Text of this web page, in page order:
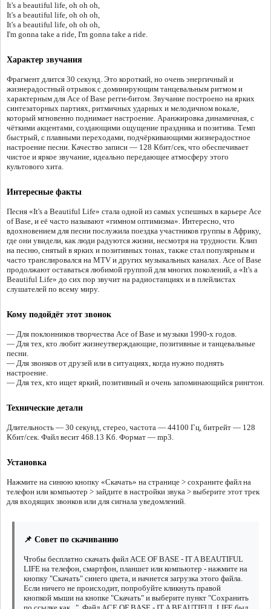
It's a beautiful life, oh oh oh,
It's a beautiful life, oh oh oh,
It's a beautiful life, oh oh oh,
I'm gonna take a ride, I'm gonna take a ride.
Характер звучания
Фрагмент длится 30 секунд. Это короткий, но очень энергичный и
жизнерадостный отрывок с доминирующим танцевальным ритмом и
характерным для Ace of Base регги-битом. Звучание построено на ярких
синтезаторных партиях, ритмичных ударных и мелодичном вокале,
который мгновенно поднимает настроение. Аранжировка динамичная, с
чёткими акцентами, создающими ощущение праздника и позитива. Темп
быстрый, с плавными переходами, подчёркивающими жизнерадостное
настроение песни. Качество записи — 128 Кбит/сек, что обеспечивает
чистое и яркое звучание, идеально передающее атмосферу этого
культового хита.
Интересные факты
Песня «It's a Beautiful Life» стала одной из самых успешных в карьере Ace
of Base, и её часто называют «гимном оптимизма». Интересно, что
вдохновением для песни послужила поездка участников группы в Африку,
где они увидели, как люди радуются жизни, несмотря на трудности. Клип
на песню, снятый в ярких и позитивных тонах, также стал популярным и
часто транслировался на MTV и других музыкальных каналах. Ace of Base
продолжают оставаться любимой группой для многих поколений, а «It's a
Beautiful Life» до сих пор звучит на радиостанциях и в плейлистах
слушателей по всему миру.
Кому подойдёт этот звонок
— Для поклонников творчества Ace of Base и музыки 1990-х годов.
— Для тех, кто любит жизнеутверждающие, позитивные и танцевальные
песни.
— Для звонков от друзей или в ситуациях, когда нужно поднять
настроение.
— Для тех, кто ищет яркий, позитивный и очень запоминающийся рингтон.
Технические детали
Длительность — 30 секунд, стерео, частота — 44100 Гц, битрейт — 128
Кбит/сек. Файл весит 468.13 Кб. Формат — mp3.
Установка
Нажмите на синюю кнопку «Скачать» на странице > сохраните файл на
телефон или компьютер > зайдите в настройки звука > выберите этот трек
для входящих звонков или для сигнала уведомлений.
📌 Совет по скачиванию
Чтобы бесплатно скачать файл ACE OF BASE - IT A BEAUTIFUL
LIFE на телефон, смартфон, планшет или компьютер - нажмите на
кнопку "Скачать" синего цвета, и начнется загрузка этого файла.
Если ничего не происходит, попробуйте кликнуть правой
кнопкой мыши на кнопке "Скачать" и выберите пункт "Сохранить